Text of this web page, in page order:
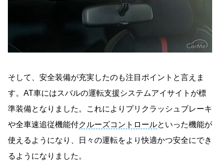
そして、安全装備が充実したのも注目ポイントと言えま
す。AT車にはスバルの運転支援システムアイサイトが標
準装備となりました。これによりプリクラッシュブレーキ
や全車速追従機能付クルーズコントロールといった機能が
使えるようになり、日々の運転をより快適かつ安全にでき
るようになりました。